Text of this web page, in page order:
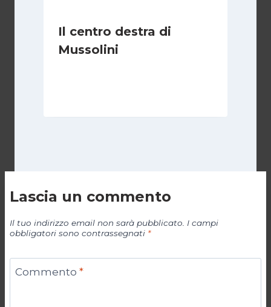
Il centro destra di
Mussolini
Lascia un commento
Il tuo indirizzo email non sarà pubblicato. I campi
obbligatori sono contrassegnati *
Commento *